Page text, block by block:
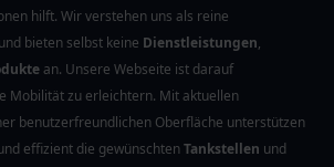
hilft. Wir verstehen uns als reine
und bieten selbst keine Dienstleistungen,
an. Unsere Webseite ist darauf
Mobilität zu erleichtern. Mit aktuellen
benutzerfreundlichen Oberfläche unterstützen
effizient die gewünschtenTankstellen und